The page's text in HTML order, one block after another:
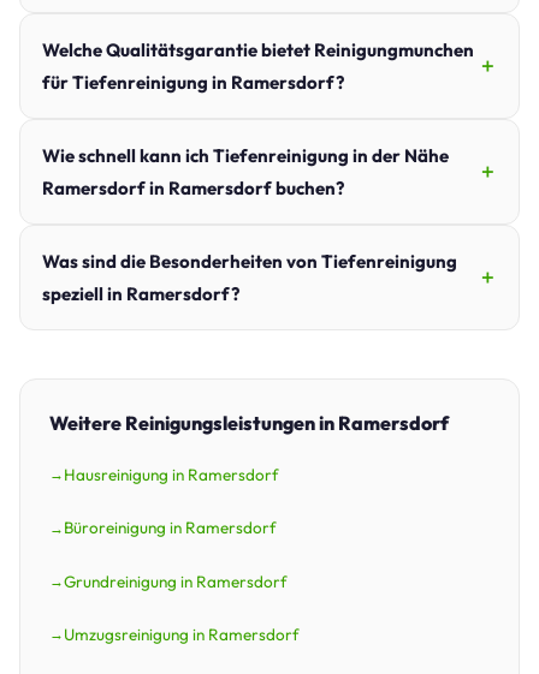
Welche Qualitätsgarantie bietet Reinigungmunchen
für Tiefenreinigung in Ramersdorf?
Wie schnell kann ich Tiefenreinigung in der Nähe
Ramersdorf in Ramersdorf buchen?
Was sind die Besonderheiten von Tiefenreinigung
speziell in Ramersdorf?
Weitere Reinigungsleistungen in Ramersdorf
Hausreinigung in Ramersdorf
Büroreinigung in Ramersdorf
Grundreinigung in Ramersdorf
Umzugsreinigung in Ramersdorf